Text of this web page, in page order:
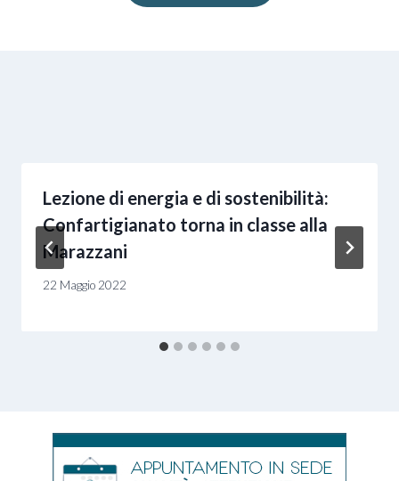
Lezione di energia e di sostenibilità:
Confartigianato torna in classe alla
Marazzani
22 Maggio 2022